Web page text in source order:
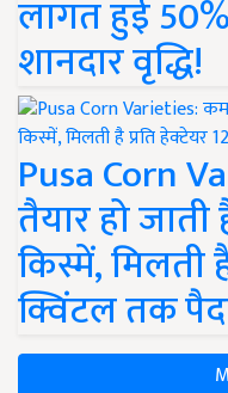
लागत हुई
शानदार वृद्धि!
Pusa Corn
तैयार हो
किस्में, मिलती
क्विंटल तक